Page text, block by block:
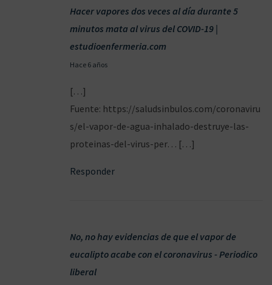
Hacer vapores dos veces al día durante 5
minutos mata al virus del COVID-19 |
estudioenfermeria.com
Hace 6 años
2
[…]
Fuente: https://saludsinbulos.com/coronaviru
s/el-vapor-de-agua-inhalado-destruye-las-
proteinas-del-virus-per… […]
Responder
No, no hay evidencias de que el vapor de
eucalipto acabe con el coronavirus - Periodico
liberal